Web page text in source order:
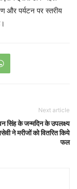
और पर्यटन पर स्तरीय
Next article
सिंह के जन्मदिन के उपलक्ष्य
ने मरीजों को वितरित किये
फल